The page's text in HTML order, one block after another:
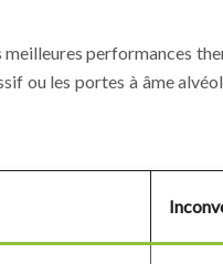
performances
ou les portes à âme